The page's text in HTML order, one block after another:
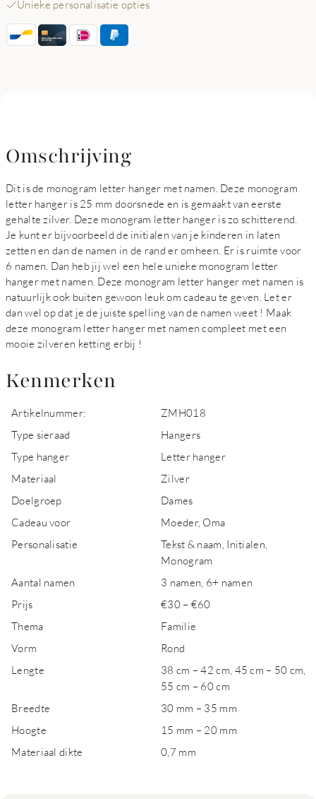
Unieke personalisatie opties
Omschrijving
Dit is de monogram letter hanger met namen. Deze monogram
letter hanger is 25 mm doorsnede en is gemaakt van eerste
gehalte zilver. Deze monogram letter hanger is zo schitterend.
Je kunt er bijvoorbeeld de initialen van je kinderen in laten
zetten en dan de namen in de rand er omheen. Er is ruimte voor
6 namen. Dan heb jij wel een hele unieke monogram letter
hanger met namen. Deze monogram letter hanger met namen is
natuurlijk ook buiten gewoon leuk om cadeau te geven. Let er
dan wel op dat je de juiste spelling van de namen weet ! Maak
deze monogram letter hanger met namen compleet met een
mooie zilveren ketting erbij !
Kenmerken
Artikelnummer:
ZMH018
Type sieraad
Hangers
Type hanger
Letter hanger
Materiaal
Zilver
Doelgroep
Dames
Cadeau voor
Moeder, Oma
Personalisatie
Tekst & naam, Initialen,
Monogram
Aantal namen
3 namen, 6+ namen
Prijs
€30 – €60
Thema
Familie
Vorm
Rond
Lengte
38 cm – 42 cm, 45 cm – 50 cm,
55 cm – 60 cm
Breedte
30 mm – 35 mm
Hoogte
15 mm – 20 mm
Materiaal dikte
0,7 mm